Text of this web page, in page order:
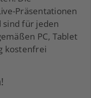
Präsentationen
für jeden
PC, Tablet
kostenfrei